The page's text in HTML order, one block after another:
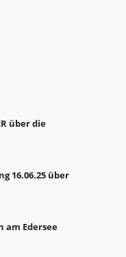
über die
16.06.25 über
am Edersee